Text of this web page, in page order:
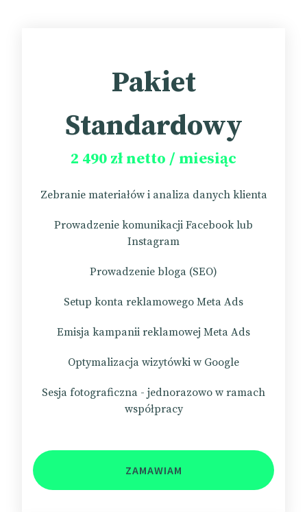
Pakiet
Standardowy
2 490 zł netto / miesiąc
Zebranie materiałów i analiza danych klienta
Prowadzenie komunikacji Facebook lub
Instagram
Prowadzenie bloga (SEO)
Setup konta reklamowego Meta Ads
Emisja kampanii reklamowej Meta Ads
Optymalizacja wizytówki w Google
Sesja fotograficzna - jednorazowo w ramach
współpracy
ZAMAWIAM